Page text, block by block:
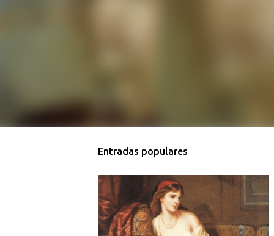
Entradas populares